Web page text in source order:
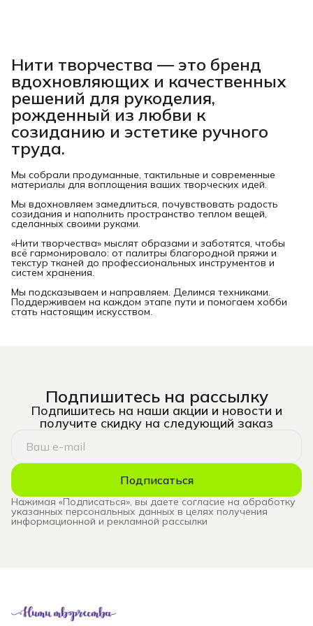
Нити творчества — это бренд
вдохновляющих и качественных
решений для рукоделия,
рожденный из любви к
созиданию и эстетике ручного
труда.
Мы собрали продуманные, тактильные и современные
материалы для воплощения ваших творческих идей.
Мы вдохновляем замедлиться, почувствовать радость
созидания и наполнить пространство теплом вещей,
сделанных своими руками.
«Нити творчества» мыслят образами и заботятся, чтобы
всё гармонировало: от палитры благородной пряжи и
текстур тканей до профессиональных инструментов и
систем хранения.
Мы подсказываем и направляем. Делимся техниками.
Поддерживаем на каждом этапе пути и помогаем хобби
стать настоящим искусством.
Подпишитесь на рассылку
Подпишитесь на наши акции и новости и
получите скидку на следующий заказ
Подписаться
Нажимая «Подписаться», вы даете согласие на обработку
указанных персональных данных в целях получения
информационной и рекламной рассылки